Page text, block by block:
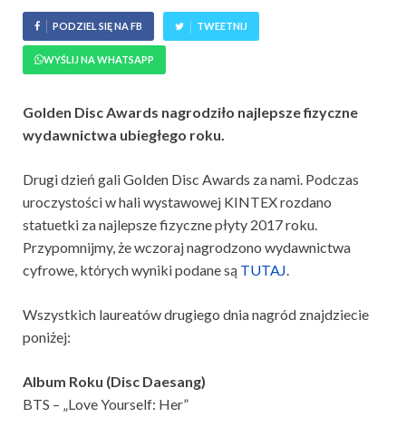
PODZIEL SIĘ NA FB TWEETNIJ
WYŚLIJ NA WHATSAPP
Golden Disc Awards nagrodziło najlepsze fizyczne
wydawnictwa ubiegłego roku.
Drugi dzień gali Golden Disc Awards za nami. Podczas
uroczystości w hali wystawowej KINTEX rozdano
statuetki za najlepsze fizyczne płyty 2017 roku.
Przypomnijmy, że wczoraj nagrodzono wydawnictwa
cyfrowe, których wyniki podane są TUTAJ.
Wszystkich laureatów drugiego dnia nagród znajdziecie
poniżej:
Album Roku (Disc Daesang)
BTS – „Love Yourself: Her”